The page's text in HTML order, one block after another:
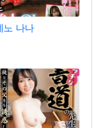
노 나나